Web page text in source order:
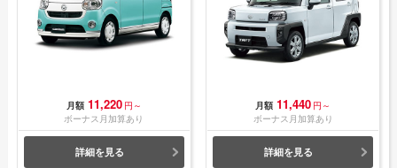
月額 11,220 円～
ボーナス月加算あり
詳細を見る
月額 11,440 円～
ボーナス月加算あり
詳細を見る